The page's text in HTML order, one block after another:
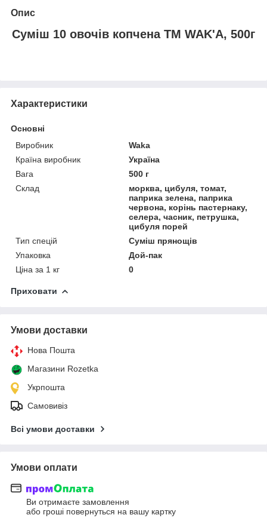
Опис
Суміш 10 овочів копчена ТМ WAK'A, 500г
Характеристики
Основні
Виробник
Waka
Країна виробник
Україна
Вага
500 г
Склад
морква, цибуля, томат,
паприка зелена, паприка
червона, корінь пастернаку,
селера, часник, петрушка,
цибуля порей
Тип спецій
Суміш прянощів
Упаковка
Дой-пак
Ціна за 1 кг
0
Приховати
Умови доставки
Нова Пошта
Магазини Rozetka
Укрпошта
Самовивіз
Всі умови доставки
Умови оплати
Ви отримаєте замовлення
або гроші повернуться на вашу картку